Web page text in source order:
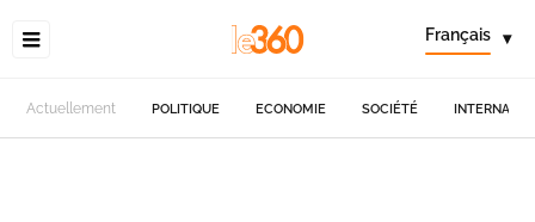
Français ▾
Actuellement POLITIQUE ECONOMIE SOCIÉTÉ